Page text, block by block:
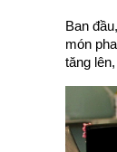
Ban
món
tăng